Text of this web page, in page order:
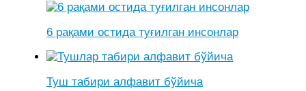
6 рақами остида туғилган инсонлар
Туш табири алфавит бўйича